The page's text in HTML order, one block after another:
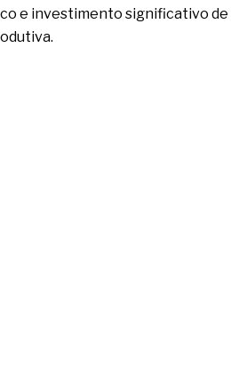
e investimento significativo de